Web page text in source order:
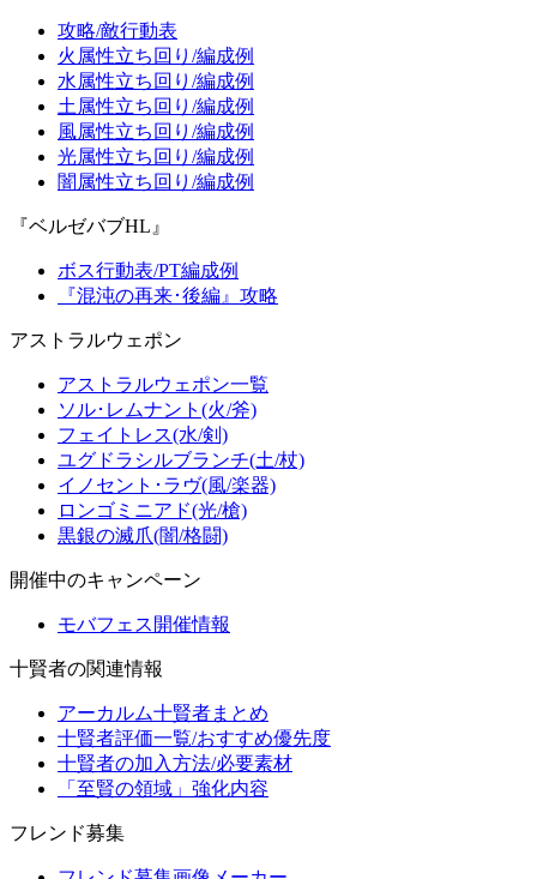
攻略/敵行動表
火属性立ち回り/編成例
水属性立ち回り/編成例
土属性立ち回り/編成例
風属性立ち回り/編成例
光属性立ち回り/編成例
闇属性立ち回り/編成例
『ベルゼバブHL』
ボス行動表/PT編成例
『混沌の再来･後編』攻略
アストラルウェポン
アストラルウェポン一覧
ソル･レムナント(火/斧)
フェイトレス(水/剣)
ユグドラシルブランチ(土/杖)
イノセント･ラヴ(風/楽器)
ロンゴミニアド(光/槍)
黒銀の滅爪(闇/格闘)
開催中のキャンペーン
モバフェス開催情報
十賢者の関連情報
アーカルム十賢者まとめ
十賢者評価一覧/おすすめ優先度
十賢者の加入方法/必要素材
「至賢の領域」強化内容
フレンド募集